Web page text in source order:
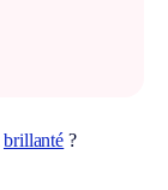
brillanté ?